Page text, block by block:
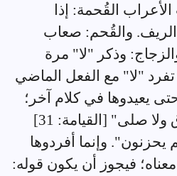
القُحمة: إذا
والقُحم: صعاب
وذكر "لا" مرة
تفرد "لا" مع الفعل الماضي
يعيدوها في كلام آخر؛
كقوله تعالى: "فلا صدق ولا صلى" [القيامة: 31]
وإنما أفردوها
فيجوز أن يكون قوله: